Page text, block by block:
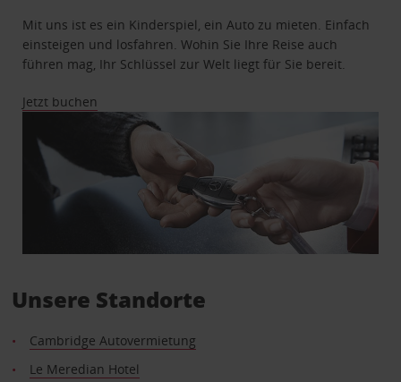
Mit uns ist es ein Kinderspiel, ein Auto zu mieten. Einfach
einsteigen und losfahren. Wohin Sie Ihre Reise auch
führen mag, Ihr Schlüssel zur Welt liegt für Sie bereit.
Jetzt buchen
Unsere Standorte
Cambridge Autovermietung
Le Meredian Hotel